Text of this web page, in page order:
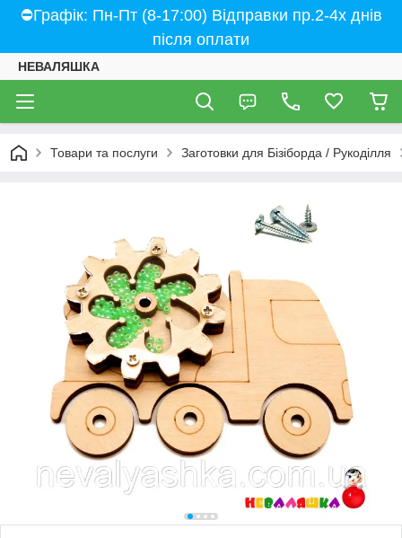
⛔Графік: Пн-Пт (8-17:00) Відправки пр.2-4х днів
після оплати
НЕВАЛЯШКА
Товари та послуги Заготовки для Бізіборда / Рукоділля